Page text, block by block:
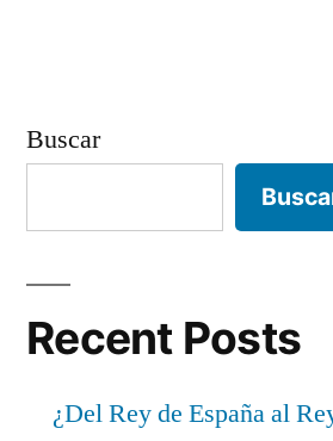
Buscar
Recent Posts
¿Del Rey de España al